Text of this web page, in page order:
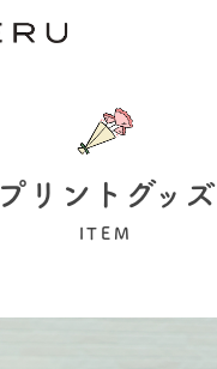
プリントグッズ
ITEM